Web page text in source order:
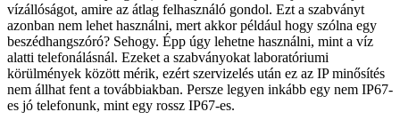
vízállóságot, amire az átlag felhasználó gondol. Ezt a szabványt
azonban nem lehet használni, mert akkor például hogy szólna egy
beszédhangszóró? Sehogy. Épp úgy lehetne használni, mint a víz
alatti telefonálásnál. Ezeket a szabványokat laboratóriumi
körülmények között mérik, ezért szervizelés után ez az IP minősítés
nem állhat fent a továbbiakban. Persze legyen inkább egy nem IP67-
es jó telefonunk, mint egy rossz IP67-es.